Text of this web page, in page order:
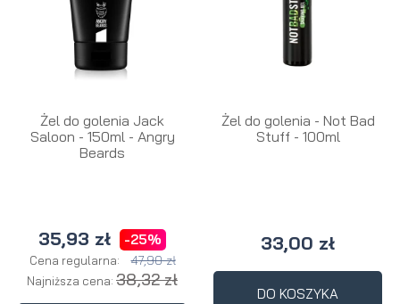
Żel do golenia Jack
Saloon - 150ml - Angry
Beards
35,93 zł -25%
Cena regularna: 47,90 zł
Najniższa cena: 38,32 zł
Żel do golenia - Not Bad
Stuff - 100ml
33,00 zł
DO KOSZYKA